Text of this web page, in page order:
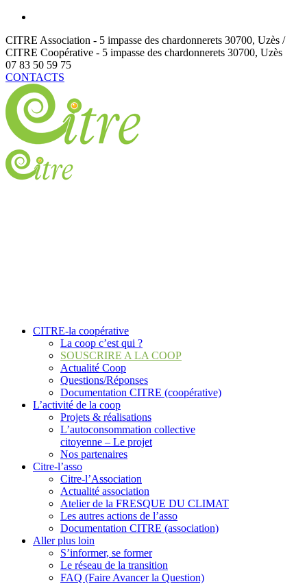
CITRE Association - 5 impasse des chardonnerets 30700, Uzès /
CITRE Coopérative - 5 impasse des chardonnerets 30700, Uzès
07 83 50 59 75
CONTACTS
CITRE-la coopérative
La coop c’est qui ?
SOUSCRIRE A LA COOP
Actualité Coop
Questions/Réponses
Documentation CITRE (coopérative)
L’activité de la coop
Projets & réalisations
L’autoconsommation collective
citoyenne – Le projet
Nos partenaires
Citre-l’asso
Citre-l’Association
Actualité association
Atelier de la FRESQUE DU CLIMAT
Les autres actions de l’asso
Documentation CITRE (association)
Aller plus loin
S’informer, se former
Le réseau de la transition
FAQ (Faire Avancer la Question)